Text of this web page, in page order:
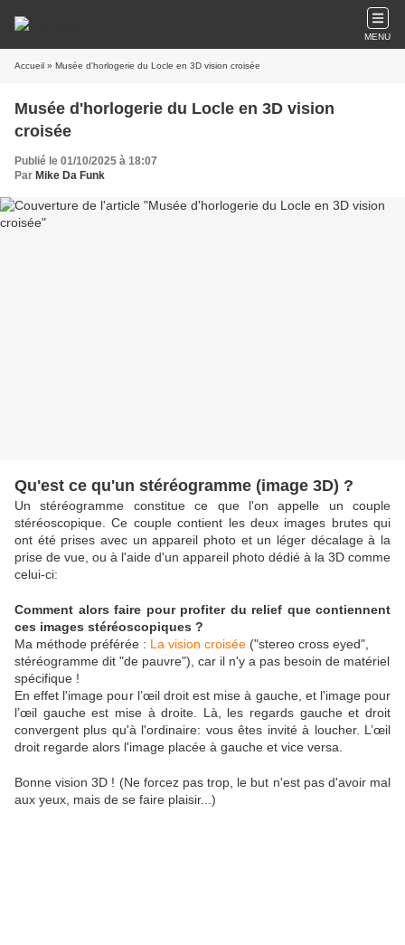
MENU
Accueil » Musée d'horlogerie du Locle en 3D vision croisée
Musée d'horlogerie du Locle en 3D vision
croisée
Publié le 01/10/2025 à 18:07
Par Mike Da Funk
Qu'est ce qu'un stéréogramme (image 3D) ?
Un stéréogramme constitue ce que l'on appelle un couple
stéréoscopique. Ce couple contient les deux images brutes qui
ont été prises avec un appareil photo et un léger décalage à la
prise de vue, ou à l'aide d'un appareil photo dédié à la 3D comme
celui-ci:
Comment alors faire pour profiter du relief que contiennent
ces images stéréoscopiques ?
Ma méthode préférée : La vision croisée ("stereo cross eyed",
stéréogramme dit "de pauvre"), car il n'y a pas besoin de matériel
spécifique !
En effet l'image pour l’œil droit est mise à gauche, et l'image pour
l’œil gauche est mise à droite. Là, les regards gauche et droit
convergent plus qu'à l'ordinaire: vous êtes invité à loucher. L’œil
droit regarde alors l'image placée à gauche et vice versa.
Bonne vision 3D ! (Ne forcez pas trop, le but n'est pas d'avoir mal
aux yeux, mais de se faire plaisir...)